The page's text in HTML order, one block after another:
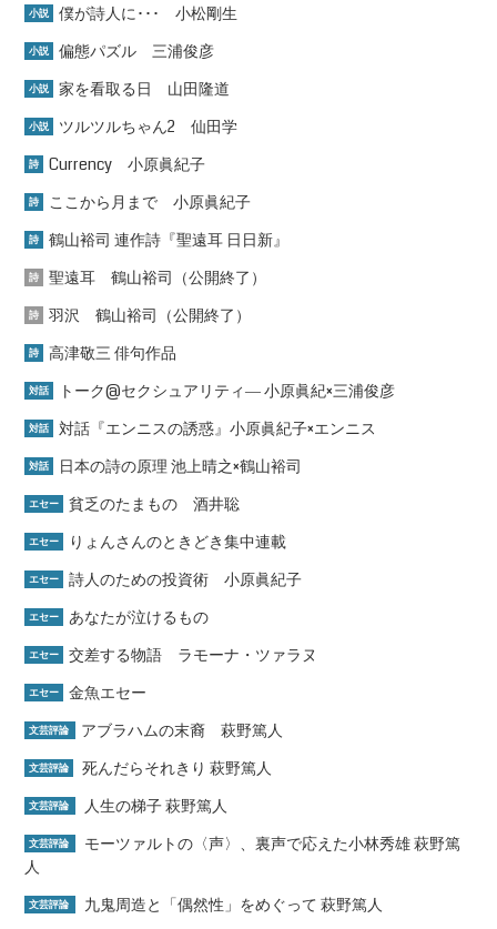
小説 僕が詩人に･･･ 小松剛生
小説 偏態パズル 三浦俊彦
小説 家を看取る日 山田隆道
小説 ツルツルちゃん2 仙田学
詩 Currency 小原眞紀子
詩 ここから月まで 小原眞紀子
詩 鶴山裕司 連作詩『聖遠耳 日日新』
詩 聖遠耳 鶴山裕司（公開終了）
詩 羽沢 鶴山裕司（公開終了）
詩 高津敬三 俳句作品
対話 トーク@セクシュアリティ― 小原眞紀×三浦俊彦
対話 対話『エンニスの誘惑』小原眞紀子×エンニス
対話 日本の詩の原理 池上晴之×鶴山裕司
エセー 貧乏のたまもの 酒井聡
エセー りょんさんのときどき集中連載
エセー 詩人のための投資術 小原眞紀子
エセー あなたが泣けるもの
エセー 交差する物語 ラモーナ・ツァラヌ
エセー 金魚エセー
文芸評論 アブラハムの末裔 萩野篤人
文芸評論 死んだらそれきり 萩野篤人
文芸評論 人生の梯子 萩野篤人
文芸評論
モーツァルトの〈声〉、裏声で応えた小林秀雄 萩野篤
人
文芸評論 九鬼周造と「偶然性」をめぐって 萩野篤人